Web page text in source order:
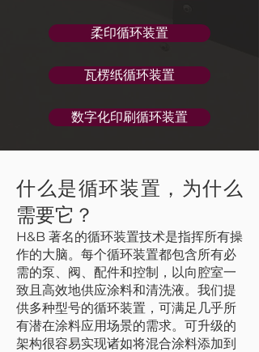
柔印循环装置
瓦楞纸循环装置
数字化印刷循环装置
什么是循环装置，为什么
需要它？
H&B 著名的循环装置技术是指挥所有操
作的大脑。每个循环装置都包含所有必
需的泵、阀、配件和控制，以向腔室一
致且高效地供应涂料和清洗液。我们提
供多种型号的循环装置，可满足几乎所
有潜在涂料应用场景的需求。可升级的
架构很容易实现诸如将混合涂料添加到